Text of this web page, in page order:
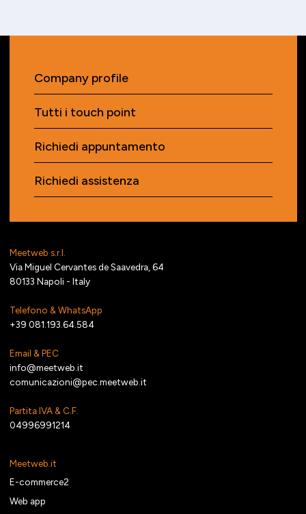
Meetweb s.r.l.
Via Miguel Cervantes de Saavedra, 64
80133 Napoli - Italy
Telefono & WhatsApp
+39 081.193.64.584
Email & PEC
info@meetweb.it
comunicazioni@pec.meetweb.it
Partita IVA & C.F.
04996991214
Meetweb.it
E-commerce2
Web app
Company profile
Tutti i touch point
Richiedi appuntamento
Richiedi assistenza